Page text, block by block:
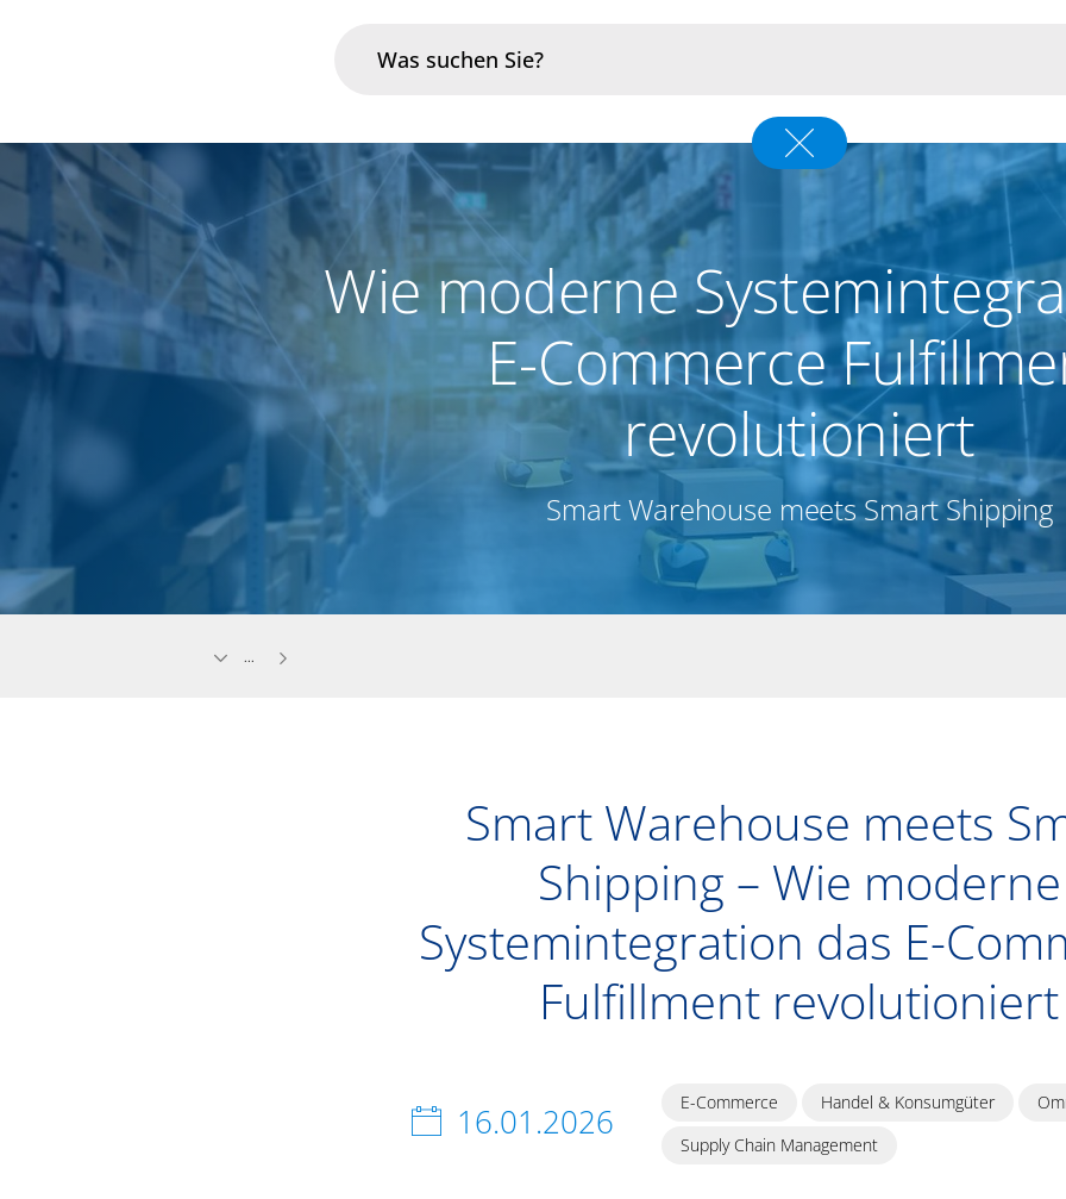
Branchen
Im Fokus
Portfolio
Infrastruktur & Betrieb
Wie moderne
E-Commerce
revolutioniert
Smart Warehouse meets Smart Shipping
...
Smart Warehouse meets
Shipping – Wie moderne
Systemintegration das E-
Fulfillment revolutioniert
16.01.2026 E-Commerce Handel & Konsumgüter
Supply Chain Management